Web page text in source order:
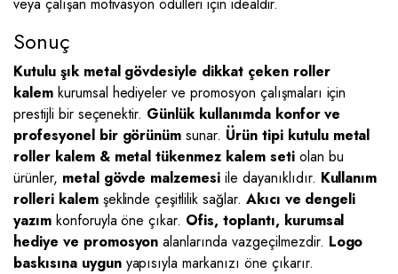
Sonuç
Kutulu şık metal gövdesiyle dikkat çeken roller
kalemkurumsal hediyeler ve promosyon çalışmaları için
prestijli bir seçenektir. Günlük kullanımda konfor ve
profesyonel bir görünüm sunar. Ürün tipi kutulu metal
roller kalem & metal tükenmez kalem setiolan bu
ürünler, metal gövde malzemesi ile dayanıklıdır. Kullanım
rolleri kalemşeklinde çeşitlilik sağlar. Akıcı ve dengeli
yazımkonforuyla öne çıkar. Ofis, toplantı, kurumsal
hediye ve promosyon alanlarında vazgeçilmezdir. Logo
baskısına uygunyapısıyla markanızı öne çıkarır.